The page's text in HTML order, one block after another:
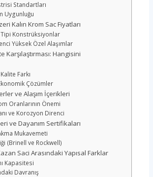
Standartları
Uygunluğu
Kalın Krom Sac Fiyatları
Tipi Konstrüksiyonlar
Yüksek Özel Alaşımlar
Karşılaştırması: Hangisini
Farkı
Çözümler
ve Alaşım İçerikleri
Oranlarının Önemi
ve Korozyon Direnci
ve Dayanım Sertifikaları
Mukavemeti
(Brinell ve Rockwell)
Saci Arasındaki Yapısal Farklar
Kapasitesi
Davranış